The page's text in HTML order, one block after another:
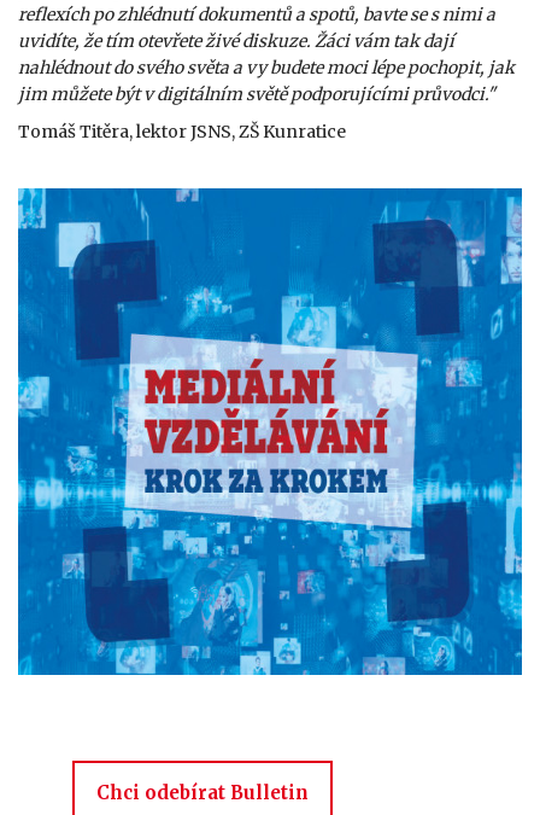
reflexích po zhlédnutí dokumentů a spotů, bavte se s nimi a
uvidíte, že tím otevřete živé diskuze. Žáci vám tak dají
nahlédnout do svého světa a vy budete moci lépe pochopit, jak
jim můžete být v digitálním světě podporujícími průvodci."
Tomáš Titěra, lektor JSNS, ZŠ Kunratice
Chci odebírat Bulletin